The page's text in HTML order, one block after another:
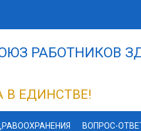
РАБОТНИКОВ
ЕДИНСТВЕ!
ВОПРОС-